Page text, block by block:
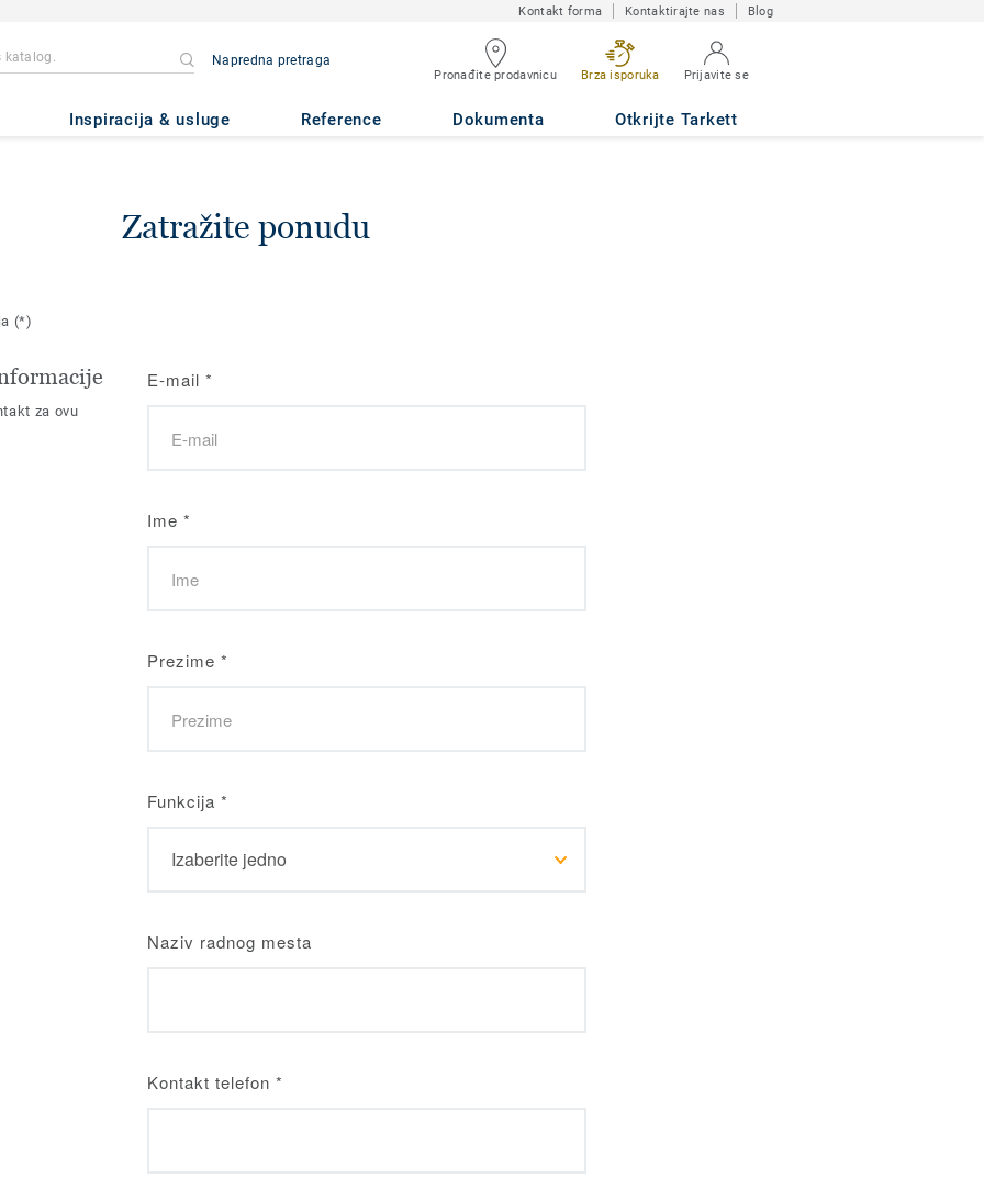
Kontakt forma Kontaktirajte nas Blog
Napredna pretraga
Pronađite prodavnicu Brza isporuka Prijavite se
Inspiracija & usluge Reference Dokumenta Otkrijte Tarkett
Zatražite ponudu
(*)
za ovu
E-mail *
Ime *
Prezime *
Funkcija *
Naziv radnog mesta
Kontakt telefon *